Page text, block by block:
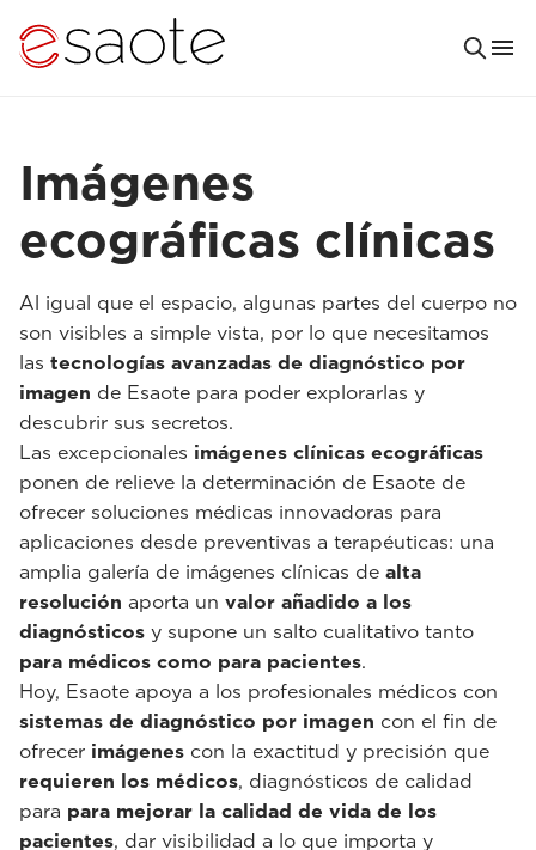
Imágenes
ecográficas clínicas
Al igual que el espacio, algunas partes del cuerpo no
son visibles a simple vista, por lo que necesitamos
las tecnologías avanzadas de diagnóstico por
imagen de Esaote para poder explorarlas y
descubrir sus secretos.
Las excepcionales imágenes clínicas ecográficas
ponen de relieve la determinación de Esaote de
ofrecer soluciones médicas innovadoras para
aplicaciones desde preventivas a terapéuticas: una
amplia galería de imágenes clínicas de alta
resolución aporta un valor añadido a los
diagnósticos y supone un salto cualitativo tanto
para médicos como para pacientes.
Hoy, Esaote apoya a los profesionales médicos con
sistemas de diagnóstico por imagen con el fin de
ofrecer imágenes con la exactitud y precisión que
requieren los médicos, diagnósticos de calidad
para para mejorar la calidad de vida de los
pacientes, dar visibilidad a lo que importa y